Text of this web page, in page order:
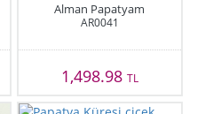
Alman Papatyam
AR0041
1,498.98 TL